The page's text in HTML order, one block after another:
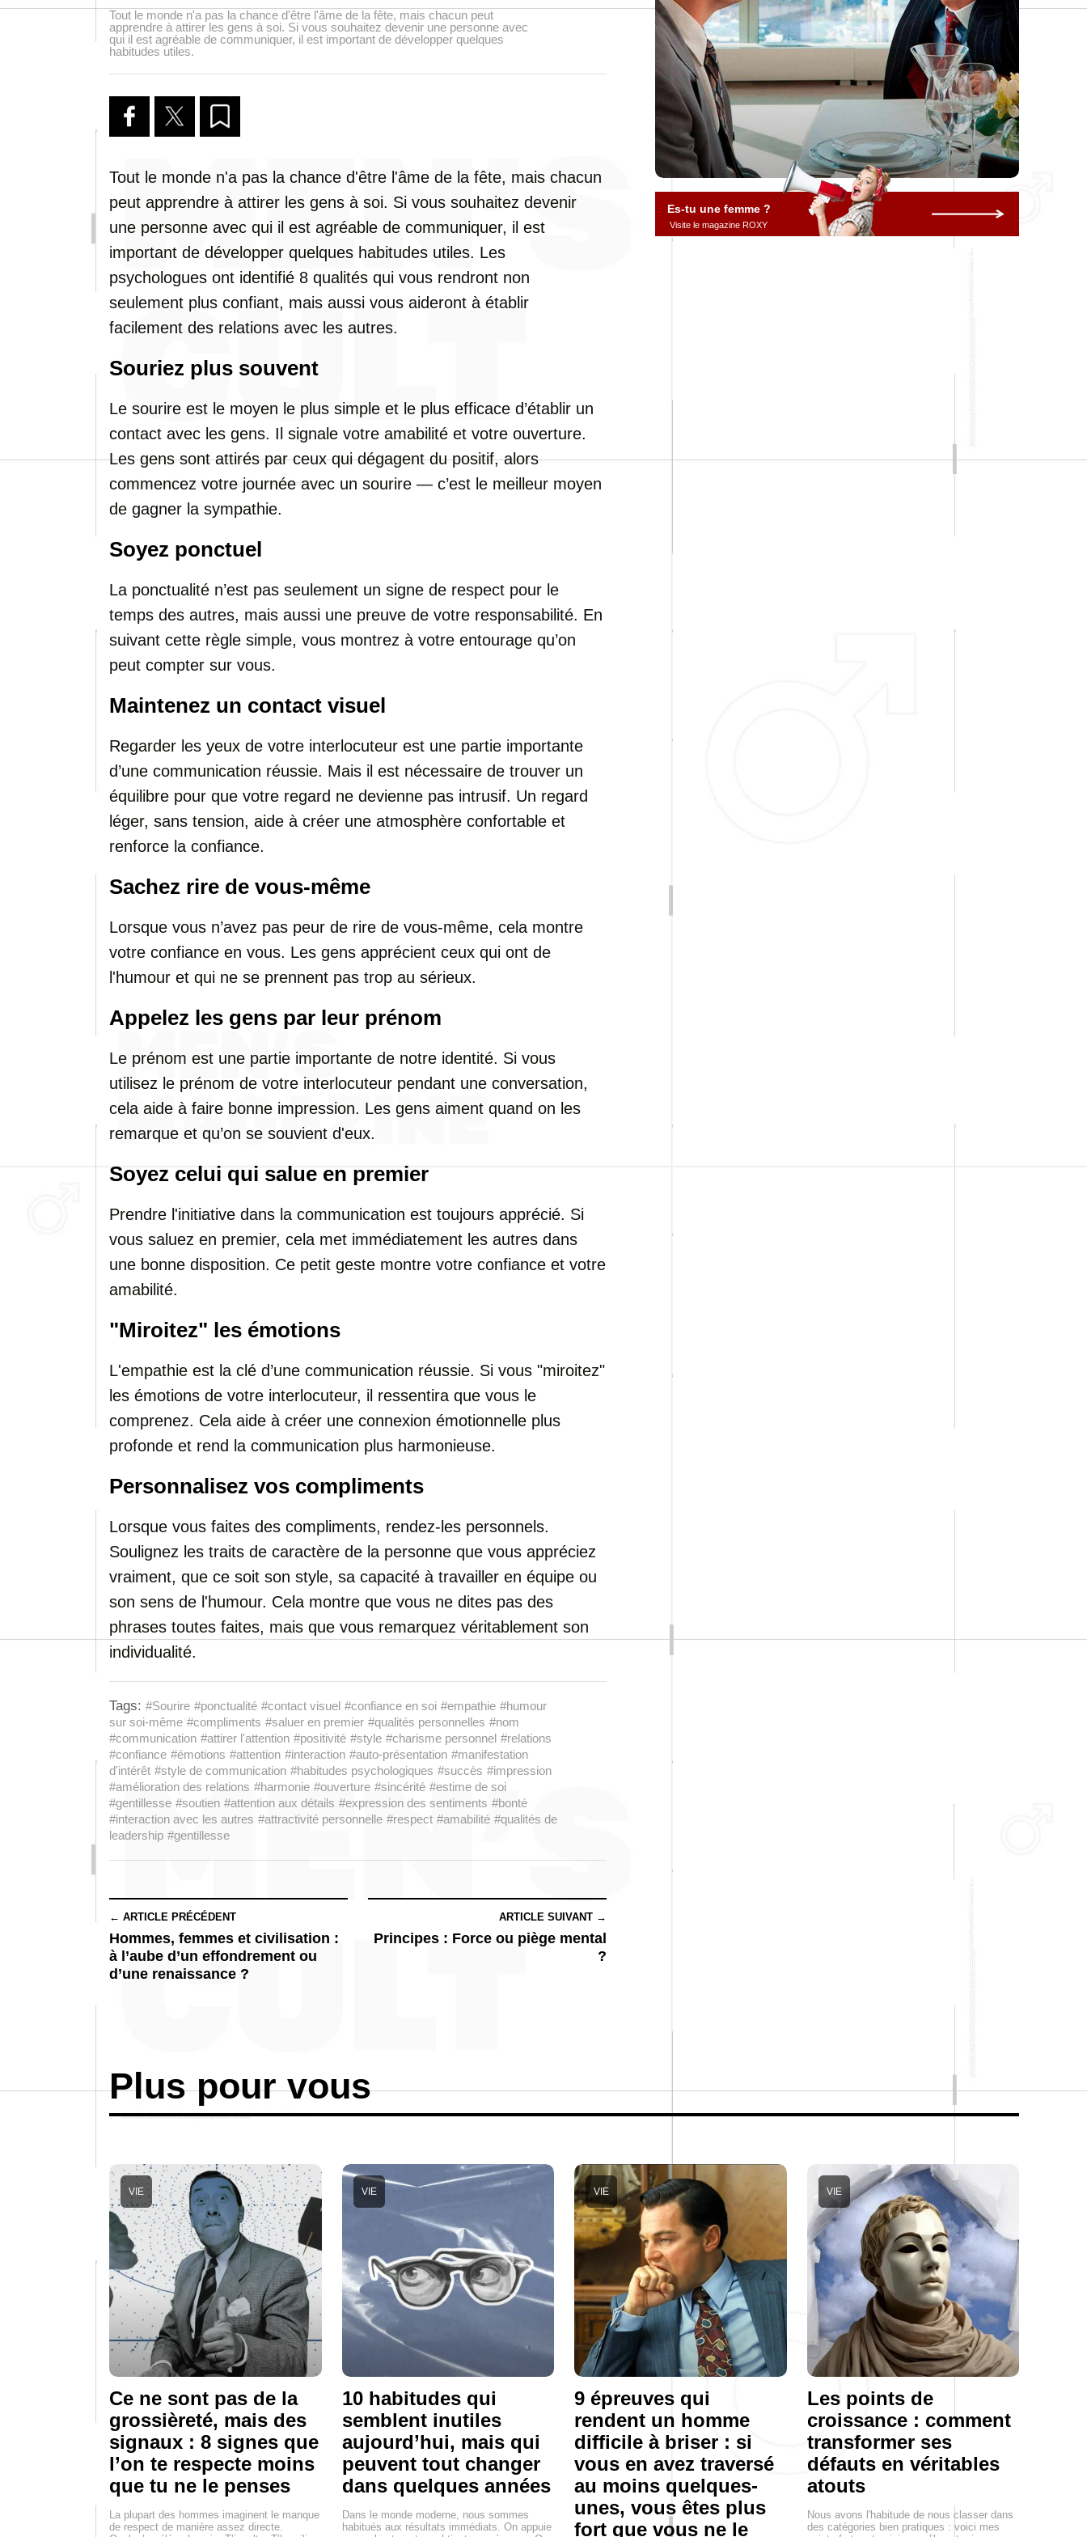
Tout le monde n'a pas la chance d'être l'âme de la fête, mais chacun peut
apprendre à attirer les gens à soi. Si vous souhaitez devenir une personne avec
qui il est agréable de communiquer, il est important de développer quelques
habitudes utiles.
Tout le monde n'a pas la chance d'être l'âme de la fête, mais chacun
peut apprendre à attirer les gens à soi. Si vous souhaitez devenir
une personne avec qui il est agréable de communiquer, il est
important de développer quelques habitudes utiles. Les
psychologues ont identifié 8 qualités qui vous rendront non
seulement plus confiant, mais aussi vous aideront à établir
facilement des relations avec les autres.
Souriez plus souvent
Le sourire est le moyen le plus simple et le plus efficace d’établir un
contact avec les gens. Il signale votre amabilité et votre ouverture.
Les gens sont attirés par ceux qui dégagent du positif, alors
commencez votre journée avec un sourire — c’est le meilleur moyen
de gagner la sympathie.
Soyez ponctuel
La ponctualité n’est pas seulement un signe de respect pour le
temps des autres, mais aussi une preuve de votre responsabilité. En
suivant cette règle simple, vous montrez à votre entourage qu’on
peut compter sur vous.
Maintenez un contact visuel
Regarder les yeux de votre interlocuteur est une partie importante
d’une communication réussie. Mais il est nécessaire de trouver un
équilibre pour que votre regard ne devienne pas intrusif. Un regard
léger, sans tension, aide à créer une atmosphère confortable et
renforce la confiance.
Sachez rire de vous-même
Lorsque vous n’avez pas peur de rire de vous-même, cela montre
votre confiance en vous. Les gens apprécient ceux qui ont de
l'humour et qui ne se prennent pas trop au sérieux.
Appelez les gens par leur prénom
Le prénom est une partie importante de notre identité. Si vous
utilisez le prénom de votre interlocuteur pendant une conversation,
cela aide à faire bonne impression. Les gens aiment quand on les
remarque et qu’on se souvient d'eux.
Soyez celui qui salue en premier
Prendre l'initiative dans la communication est toujours apprécié. Si
vous saluez en premier, cela met immédiatement les autres dans
une bonne disposition. Ce petit geste montre votre confiance et votre
amabilité.
"Miroitez" les émotions
L'empathie est la clé d’une communication réussie. Si vous "miroitez"
les émotions de votre interlocuteur, il ressentira que vous le
comprenez. Cela aide à créer une connexion émotionnelle plus
profonde et rend la communication plus harmonieuse.
Personnalisez vos compliments
Lorsque vous faites des compliments, rendez-les personnels.
Soulignez les traits de caractère de la personne que vous appréciez
vraiment, que ce soit son style, sa capacité à travailler en équipe ou
son sens de l'humour. Cela montre que vous ne dites pas des
phrases toutes faites, mais que vous remarquez véritablement son
individualité.
Tags: #Sourire #ponctualité #contact visuel #confiance en soi #empathie #humour
sur soi-même #compliments #saluer en premier #qualités personnelles #nom
#communication #attirer l'attention #positivité #style #charisme personnel #relations
#confiance #émotions #attention #interaction #auto-présentation #manifestation
d'intérêt #style de communication #habitudes psychologiques #succès #impression
#amélioration des relations #harmonie #ouverture #sincérité #estime de soi
#gentillesse #soutien #attention aux détails #expression des sentiments #bonté
#interaction avec les autres #attractivité personnelle #respect #amabilité #qualités de
leadership #gentillesse
← ARTICLE PRÉCÉDENT
Hommes, femmes et civilisation :
à l’aube d’un effondrement ou
d’une renaissance ?
ARTICLE SUIVANT →
Principes : Force ou piège mental
?
Es-tu une femme ?
Visite le magazine ROXY
Plus pour vous
Ce ne sont pas de la
grossièreté, mais des
signaux : 8 signes que
l’on te respecte moins
que tu ne le penses
VIE
La plupart des hommes imaginent le manque
de respect de manière assez directe.
10 habitudes qui
semblent inutiles
aujourd’hui, mais qui
peuvent tout changer
dans quelques années
VIE
Dans le monde moderne, nous sommes
habitués aux résultats immédiats. On appuie
9 épreuves qui
rendent un homme
difficile à briser : si
vous en avez traversé
au moins quelques-
unes, vous êtes plus
fort que vous ne le
VIE
Les points de
croissance : comment
transformer ses
défauts en véritables
atouts
VIE
Nous avons l'habitude de nous classer dans
des catégories bien pratiques : voici mes